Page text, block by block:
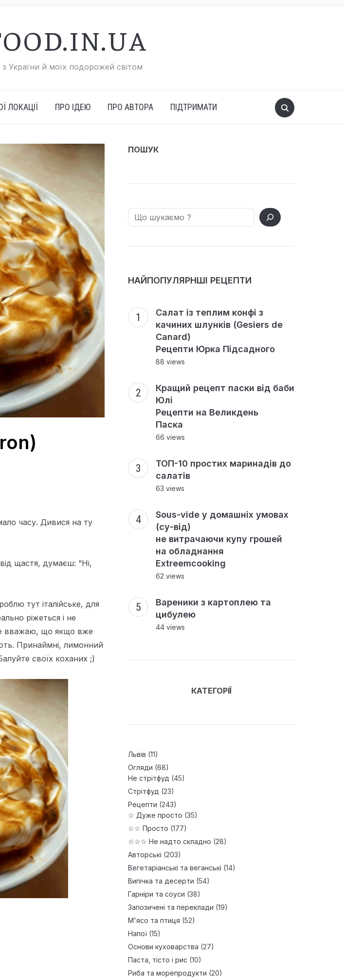
з України й моїх подорожей світом
ЛОКАЦІЇ ПРО ІДЕЮ ПРО АВТОРА ПІДТРИМАТИ
часу. Дивися на ту
щастя, думаєш: “Ні,
тут італійське, для
ріжеться і не
вважаю, що якщо вже
Принаймні, лимонний
своїх коханих ;)
ПОШУК
Search
НАЙПОПУЛЯРНШІ РЕЦЕПТИ
Салат із теплим конфі з
качиних шлунків (Gesiers de
Canard)
Рецепти Юрка Підсадного
88 views
Кращий рецепт паски від баби
Юлі
Рецепти на Великдень
Паска
66 views
ТОП-10 простих маринадів до
салатів
63 views
Sous-vide у домашніх умовах
(су-від)
не витрачаючи купу грошей
на обладнання
Extreemcooking
62 views
Вареники з картоплею та
цибулею
44 views
КАТЕГОРІЇ
Львів (11)
Огляди (68)
Не стрітфуд (45)
Стрітфуд (23)
Рецепти (243)
☆ Дуже просто (35)
☆☆ Просто (177)
☆☆☆ Не надто складно (28)
Авторські (203)
Вегетаріанські та веганські (14)
Випічка та десерти (54)
Гарніри та соуси (38)
Запозичені та переклади (19)
М'ясо та птиця (52)
Напої (15)
Основи куховарства (27)
Паста, тісто і рис (10)
Риба та морепродукти (20)